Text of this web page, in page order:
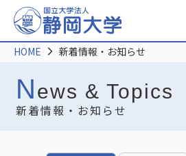
News & Topics
新着情報・お知らせ
HOME 新着情報・お知らせ